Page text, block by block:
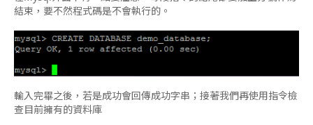
結束，要不然程式碼是不會執行的。
輸入完畢之後，若是成功會回傳成功字串；接著我們再使用指令檢
查目前擁有的資料庫